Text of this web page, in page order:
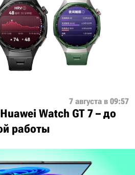
7 августа в 09:57
Watch GT 7 – до
работы